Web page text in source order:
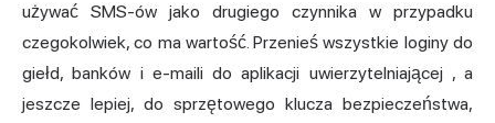
używać SMS-ów jako drugiego czynnika w przypadku
czegokolwiek, co ma wartość. Przenieś wszystkie loginy do
giełd, banków i e-maili do aplikacji uwierzytelniającej, a
jeszcze lepiej, do sprzętowego klucza bezpieczeństwa,